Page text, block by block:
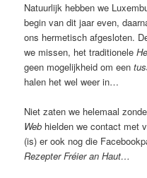
Natuurlijk hebben we
begin van dit jaar even,
ons hermetisch afgesloten.
we missen, het traditionele
geen mogelijkheid om een
halen het wel weer in…
Niet zaten we helemaal
Web hielden we contact met
(is) er ook nog die
Rezepter Fréier an Haut…